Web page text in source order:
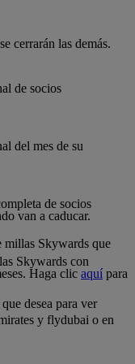
cerrarán las demás.
de socios
del mes de su
van a caducar.
millas Skywards que
de socios
Haga clic aquí para
Skywards con
desea para ver
y flydubai o en